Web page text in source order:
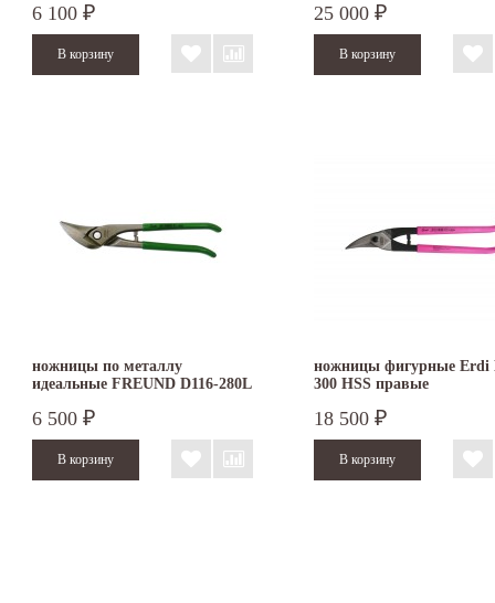
6 100 ₽ 25 000 ₽
ножницы по металлу
идеальные FREUND D116-280L
6 500 ₽
ножницы фигурные Erdi
300 HSS правые
18 500 ₽